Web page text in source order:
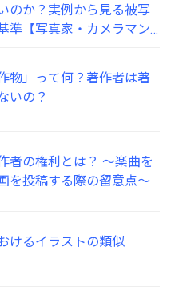
のか？実例から見る被写
準【写真家・カメラマン
物」って何？著作者は著
いの？
者の権利とは？ ～楽曲を
を投稿する際の留意点～
けるイラストの類似